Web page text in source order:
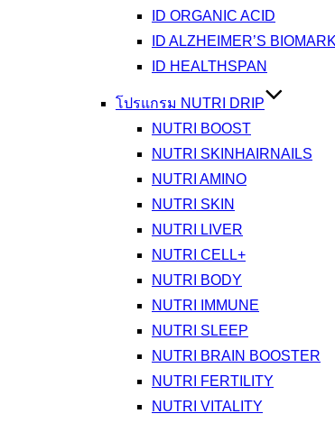
ID ORGANIC ACID
ID ALZHEIMER’S
ID HEALTHSPAN
โปรแกรม NUTRI DRIP
NUTRI BOOST
NUTRI SKINHAIRNAILS
NUTRI AMINO
NUTRI SKIN
NUTRI LIVER
NUTRI CELL+
NUTRI BODY
NUTRI IMMUNE
NUTRI SLEEP
NUTRI BRAIN BOOSTER
NUTRI FERTILITY
NUTRI VITALITY